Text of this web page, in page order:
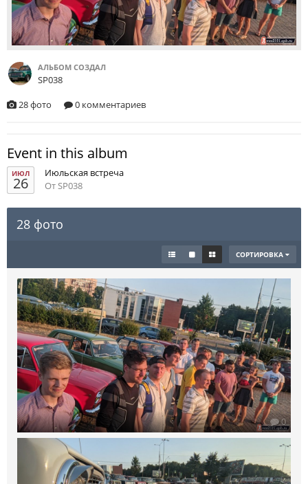
АЛЬБОМ СОЗДАЛ
SP038
28 фото 0 комментариев
Event in this album
ИЮЛ
26
Июльская встреча
От SP038
28 фото
СОРТИРОВКА
0